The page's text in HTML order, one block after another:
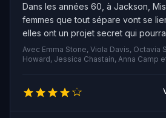
Dans les années 60, à Jackson,
femmes que tout sépare vont se
elles ont un projet secret qui
danger : écrire un livre qui
sociales de leur époque. Malgré les
solidarité va grandir et elles
l'ordre établi et de confronter les
changement dans leur ville.
Avec Emma Stone, Viola Davis, Octavia
Howard, Jessica Chastain, Anna Camp